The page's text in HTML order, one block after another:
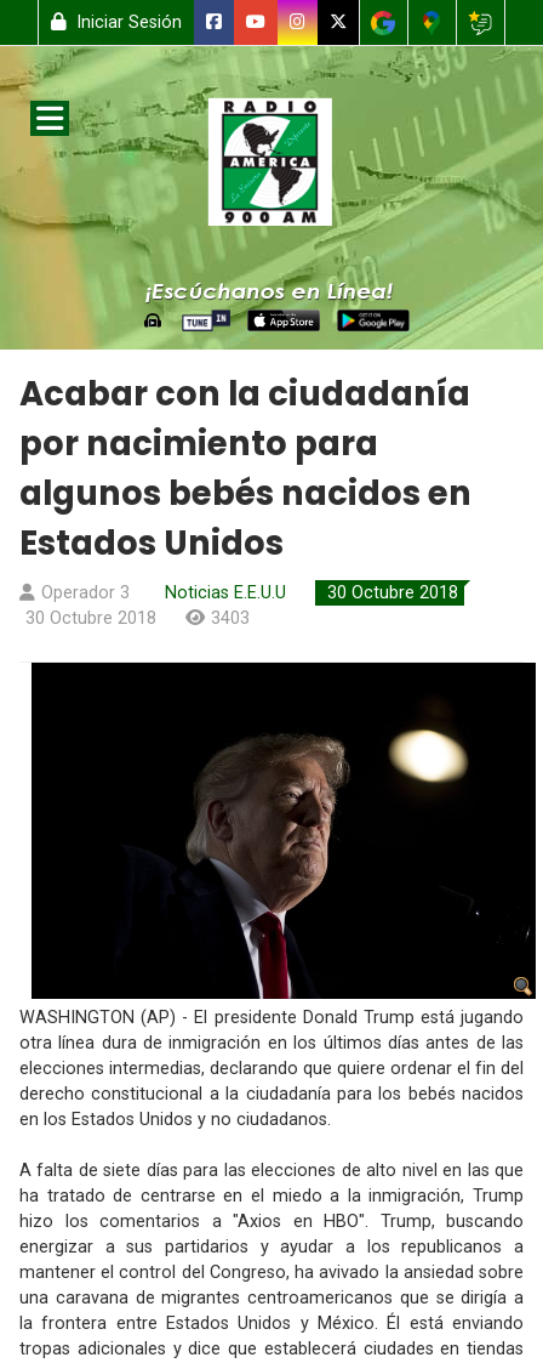
Iniciar Sesión
Acabar con la ciudadanía
por nacimiento para
algunos bebés nacidos en
Estados Unidos
Operador 3 Noticias E.E.U.U
30 Octubre 2018
30 Octubre 2018
3403
WASHINGTON (AP) - El presidente Donald Trump está jugando
otra línea dura de inmigración en los últimos días antes de las
elecciones intermedias, declarando que quiere ordenar el fin del
derecho constitucional a la ciudadanía para los bebés nacidos
en los Estados Unidos y no ciudadanos.
A falta de siete días para las elecciones de alto nivel en las que
ha tratado de centrarse en el miedo a la inmigración, Trump
hizo los comentarios a "Axios en HBO". Trump, buscando
energizar a sus partidarios y ayudar a los republicanos a
mantener el control del Congreso, ha avivado la ansiedad sobre
una caravana de migrantes centroamericanos que se dirigía a
la frontera entre Estados Unidos y México. Él está enviando
tropas adicionales y dice que establecerá ciudades en tiendas